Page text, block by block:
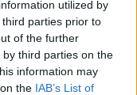
utilized by
parties prior to
of the further
third parties on the
information may
the IAB’s List of